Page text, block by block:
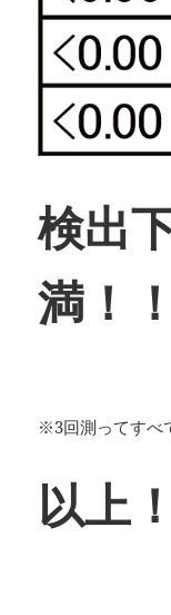
検出
満！
※3回測ってすべ
以上